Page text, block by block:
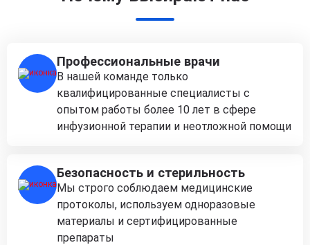
Профессиональные врачи
В нашей команде только
квалифицированные специалисты с
опытом работы более 10 лет в сфере
инфузионной терапии и неотложной помощи
Безопасность и стерильность
Мы строго соблюдаем медицинские
протоколы, используем одноразовые
материалы и сертифицированные
препараты